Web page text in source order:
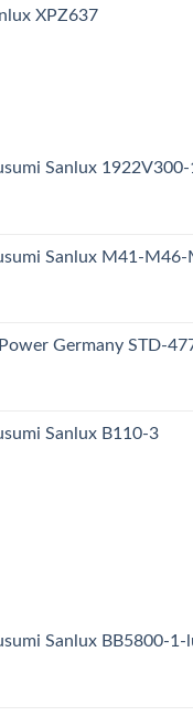
XPZ637
Sanlux
Sanlux M41-M46-
Germany STD-
Sanlux B110-3
Sanlux BB5800-1-